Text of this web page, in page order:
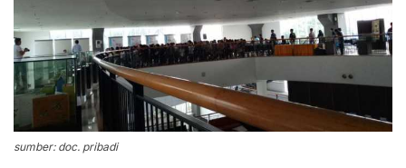
sumber: doc. pribadi